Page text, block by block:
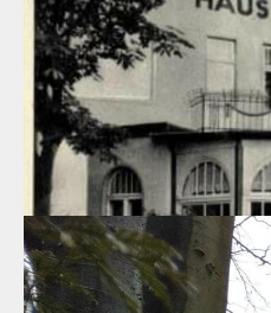
Вилла, г.Светлогорск,
В Светлогорске сохранился
годы детства и юности
30.05.2020
Дом жилой, г. Светлогорск,
Окруженная старым садом и
еще сохраняет атмосферу
28.05.2020